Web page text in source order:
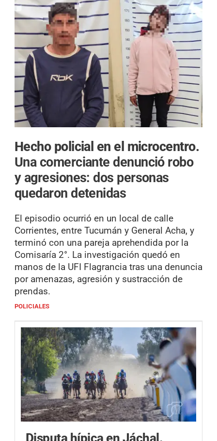
Hecho policial en el microcentro.
Una comerciante denunció robo
y agresiones: dos personas
quedaron detenidas
El episodio ocurrió en un local de calle
Corrientes, entre Tucumán y General Acha, y
terminó con una pareja aprehendida por la
Comisaría 2°. La investigación quedó en
manos de la UFI Flagrancia tras una denuncia
por amenazas, agresión y sustracción de
prendas.
POLICIALES